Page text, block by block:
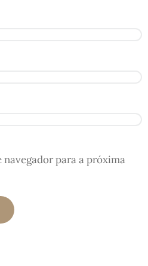
navegador para a próxima